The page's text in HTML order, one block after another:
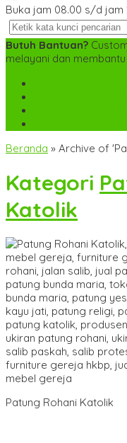
Buka jam 08.00 s/d jam
Butuh Bantuan?
melayani dan membantu
Beranda » Archive of
Kategori
Katolik
Patung Rohani Katolik